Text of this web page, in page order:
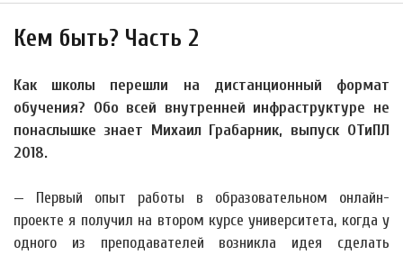
Кем быть? Часть 2
Как школы перешли на дистанционный формат
обучения? Обо всей внутренней инфраструктуре не
понаслышке знает Михаил Грабарник, выпуск ОТиПЛ
2018.
— Первый опыт работы в образовательном онлайн-
проекте я получил на втором курсе университета, когда у
одного из преподавателей возникла идея сделать